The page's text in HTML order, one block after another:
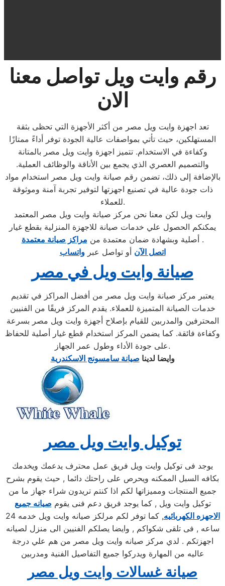
رقم وايت ويل تواصل معنا
الان
تعد اجهزة وايت ويل مصر من أكثر الأجهزة التي تحظى بثقة
المستهلكين، حيث تأتي بمواصفات عالية الجودة توفر أداءً ممتازًا
وكفاءة في الاستخدام. تتميز اجهزة وايت ويل مصر بالمتانة
والتصميم العصري الذي يجمع بين الأناقة والوظائف العملية.
بالإضافة إلى ذلك، تضمن رقم صيانة وايت ويل مصر استخدام مواد
ذات جودة عالية في تصنيع اجهزتها لتوفير تجربة آمنة وموثوقة
للعملاء.
وايت ويل لكن معنا نحن مركز صيانة وايت ويل مصر المعتمد
يمكنكم الحصول علي خدمات صيانة للاجهزة المنزلية بقطع غيار
أصلية وبشهادة ضمان معتمدة من مراكز صيانة معتمدة
.
اتصل الآن أو تواصل عبرواتساب
صيانة وايت ويل في مصر
يعتبر مركز صيانة وايت ويل مصر من أفضل المراكز في تقديم
خدمات الصيانة المتميزة للعملاء. يقدم المركز فريقًا من الفنيين
المحترفين والمدربين للقيام بإصلاح أجهزة وايت ويل مصر بسرعة
وكفاءة فائقة. كما يضمن المركز استخدام قطع غيار أصلية للحفاظ
على جودة الأداء وطول عمر الجهاز.
وايضا لدينا صيانة سامسونج الاسكندرية
توكيل وايت ويل مصر
يوجد فى توكيل وايت ويل فريق عمل محترف يدعمك ويخدمك
بكافه السبل الممكنه ويحرص على راحتك دائما , حيث يقوم بشرح
جميع المنتجات ومميزاتها لكم اذا كنتم تريدون شراء جهاز ما من
توكيل وايت ويل , كما يوجد فريق دعم فنى يقوم صيانه جميع
الاجهزه الكهربائيه
, كما توفر لكم مرلكز صيانه وايت ويل خدمه 24
ساعه , فى تلقى شكواكم , وايضا يصلكم الفنيين الى منزل لصيانه
اجهزتكم . لدي مركز صيانه وايت ويل مصر من هم علي درجة
عاليه من المهارة ويدركوا جميع التفاصيل الفنية ومدربين
صيانة غسالات وايت ويل مصر